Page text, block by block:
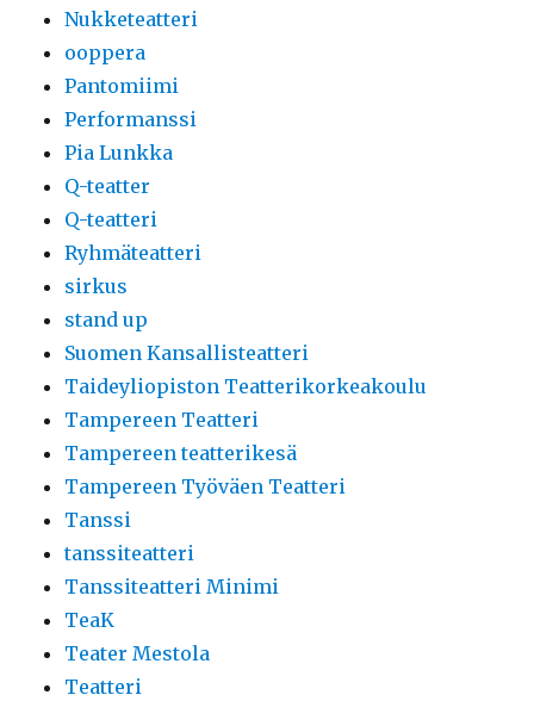
Nukketeatteri
ooppera
Pantomiimi
Performanssi
Pia Lunkka
Q-teatter
Q-teatteri
Ryhmäteatteri
sirkus
stand up
Suomen Kansallisteatteri
Taideyliopiston Teatterikorkeakoulu
Tampereen Teatteri
Tampereen teatterikesä
Tampereen Työväen Teatteri
Tanssi
tanssiteatteri
Tanssiteatteri Minimi
TeaK
Teater Mestola
Teatteri